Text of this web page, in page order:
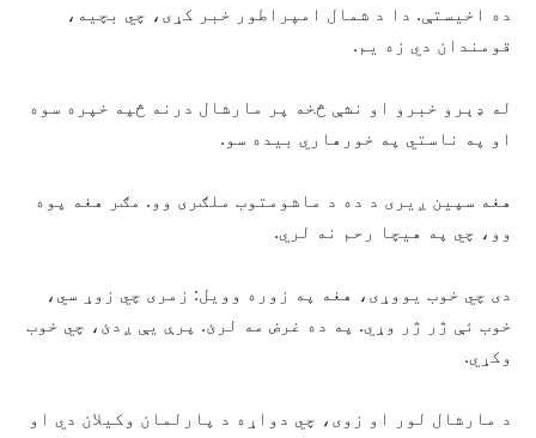
ده اخيستې. دا د شمال امپراطور خبر کړی، چي بچيه،
قومندان دي زه يم.
له ډېرو خبرو او نشې څخه پر مارشال درنه څپه خپره سوه
او په ناستي په خورهاري بيده سو.
هغه سپين ږيری د ده د ماشومتوب ملګری وو. مګر هغه پوه
وو، چي په هيچا رحم نه لري.
دی چي خوب يووړی، هغه په زوره وويل: زمری چي زوړ سي،
خوب ئې ژر ژر وړي. په ده غرض مه لرئ. پرې يې ږدئ، چي خوب
وکړي.
د مارشال لور او زوی، چي دواړه د پارلمان وکيلان دي او